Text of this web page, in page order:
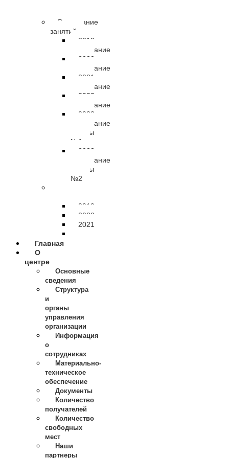
Расписание
занятий
2019
расписание
2020
расписание
2021
расписание
2022
расписание
2023
расписание
группы
№1
2023
расписание
группы
№2
2019
2020
2021
Главная
О
центре
Основные
сведения
Структура
и
органы
управления
организации
Информация
о
сотрудниках
Материально-
техническое
обеспечение
Документы
Количество
получателей
Количество
свободных
мест
Наши
партнеры